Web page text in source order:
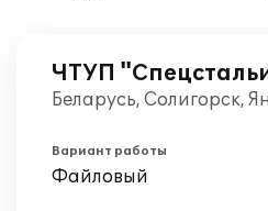
ЧТУП
Беларусь, Солигорск,
Вариант работы
Файловый